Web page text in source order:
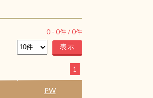
0 - 0件 /0件
1
PW